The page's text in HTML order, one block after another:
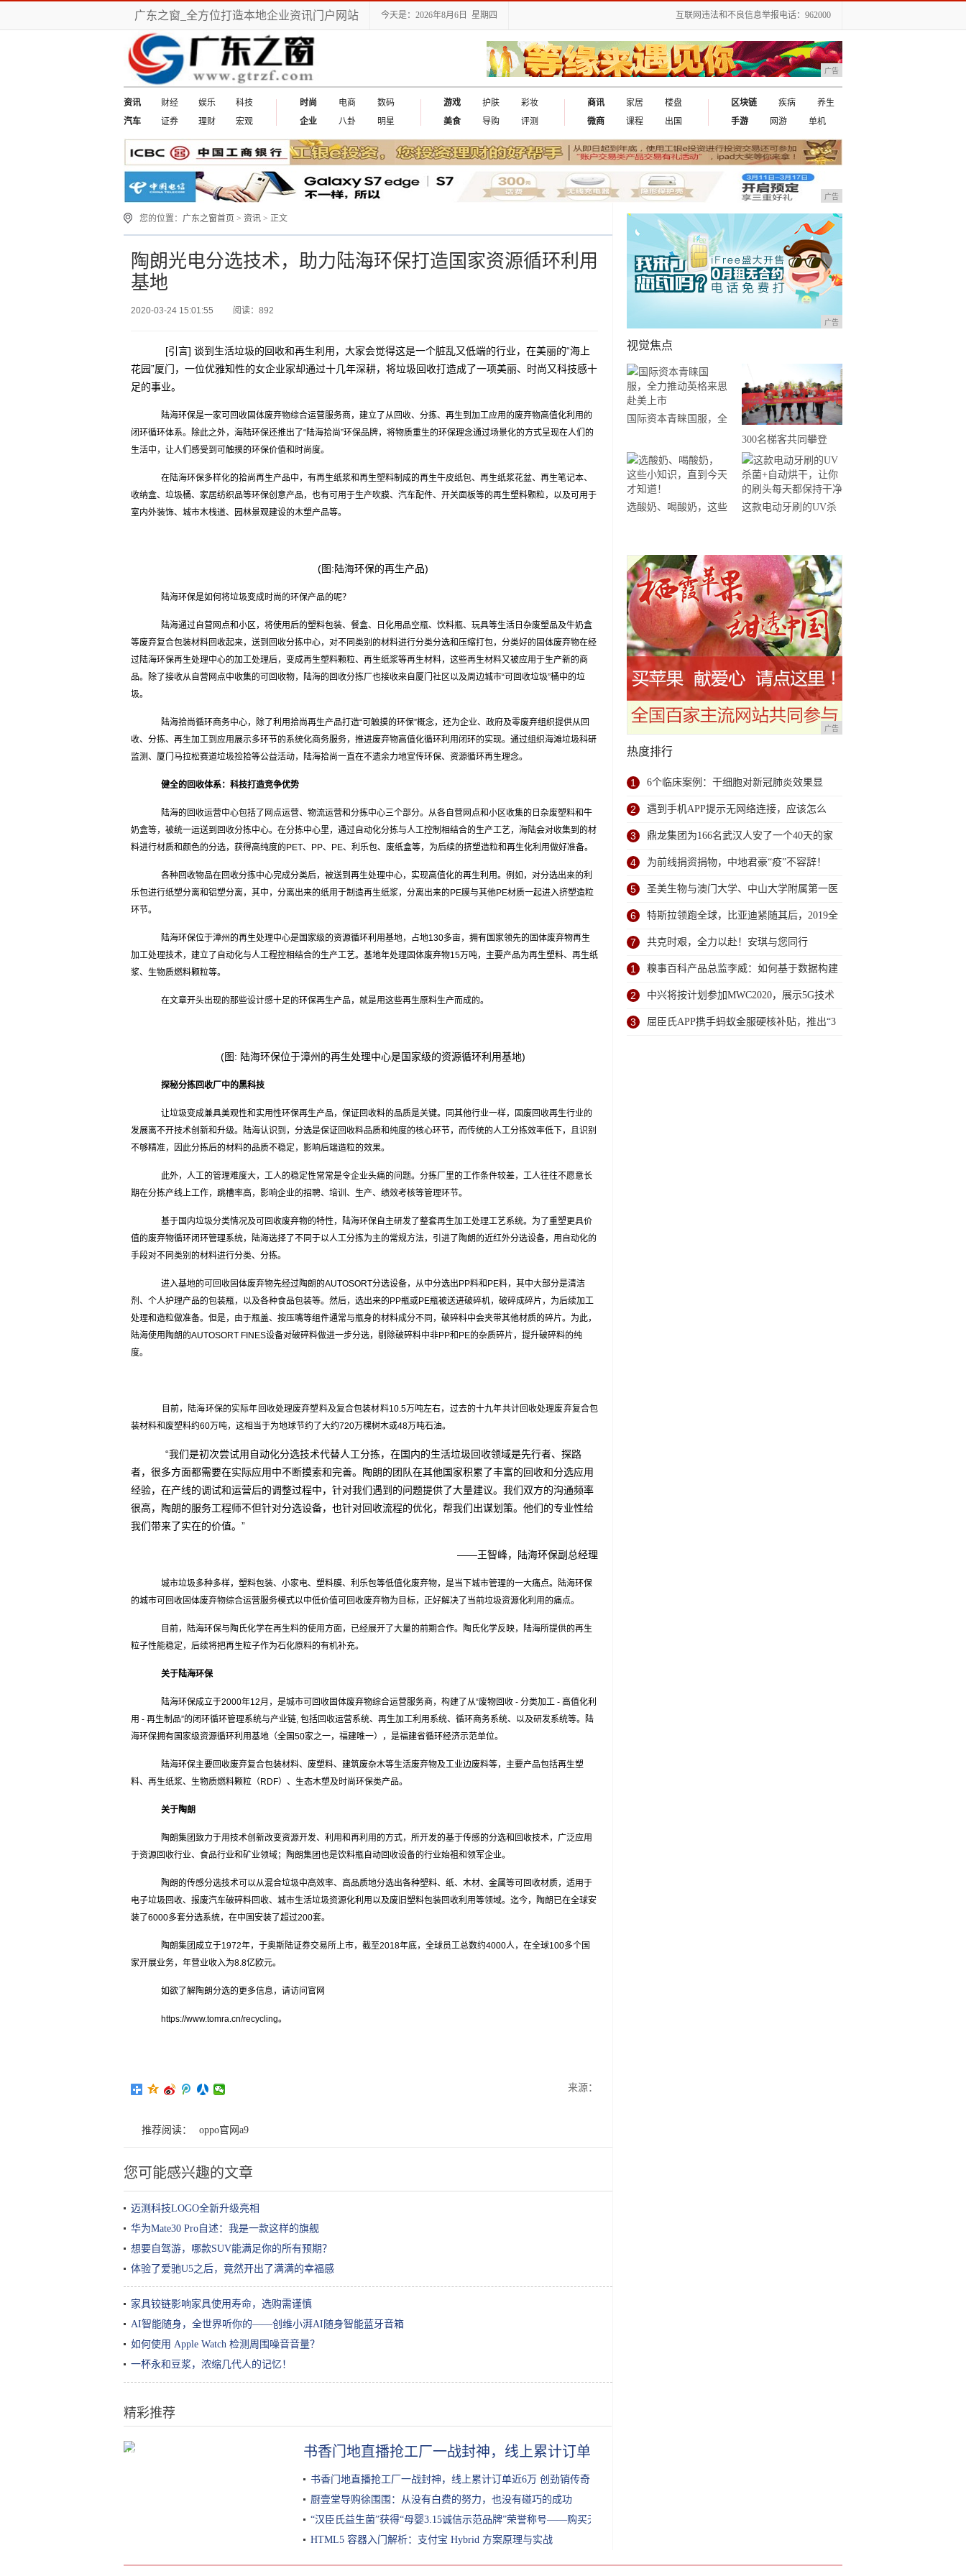
广东之窗_全方位打造本地企业资讯门户网站 今天是：2026年8月6日 星期四 互联网违法和不良信息举报电话：962000
广告
资讯 财经 娱乐
科技
汽车
证券 理财 宏观
时尚 电商
数码
企业
八卦 明星
游戏 护肤
彩妆
美食
导购 评测
商讯 家居
楼盘
微商
课程 出国
区块链 疾病
养生
手游
网游 单机
广告
您的位置： 广东之窗首页 > 资讯 > 正文
陶朗光电分选技术，助力陆海环保打造国家资源循环利用
基地
2020-03-24 15:01:55 阅读：892
[引言] 谈到生活垃圾的回收和再生利用，大家会觉得这是一个脏乱又低端的行业，在美丽的“海上
花园”厦门，一位优雅知性的女企业家却通过十几年深耕，将垃圾回收打造成了一项美丽、时尚又科技感十
足的事业。
陆海环保是一家可回收固体废弃物综合运营服务商，建立了从回收、分拣、再生到加工应用的废弃物高值化利用的
闭环循环体系。除此之外，海陆环保还推出了“陆海拾尚”环保品牌，将物质重生的环保理念通过场景化的方式呈现在人们的
生活中，让人们感受到可触摸的环保价值和时尚度。
在陆海环保多样化的拾尚再生产品中，有再生纸浆和再生塑料制成的再生牛皮纸包、再生纸浆花盆、再生笔记本、
收纳盒、垃圾桶、家居纺织品等环保创意产品，也有可用于生产吹膜、汽车配件、开关面板等的再生塑料颗粒，以及可用于
室内外装饰、城市木栈道、园林景观建设的木塑产品等。
(图:陆海环保的再生产品)
陆海环保是如何将垃圾变成时尚的环保产品的呢？
陆海通过自营网点和小区，将使用后的塑料包装、餐盒、日化用品空瓶、饮料瓶、玩具等生活日杂废塑品及牛奶盒
等废弃复合包装材料回收起来，送到回收分拣中心，对不同类别的材料进行分类分选和压缩打包，分类好的固体废弃物在经
过陆海环保再生处理中心的加工处理后，变成再生塑料颗粒、再生纸浆等再生材料，这些再生材料又被应用于生产新的商
品。除了接收从自营网点中收集的可回收物，陆海的回收分拣厂也接收来自厦门社区以及周边城市“可回收垃圾”桶中的垃
圾。
陆海拾尚循环商务中心，除了利用拾尚再生产品打造“可触摸的环保”概念，还为企业、政府及零废弃组织提供从回
收、分拣、再生加工到应用展示多环节的系统化商务服务，推进废弃物高值化循环利用闭环的实现。通过组织海滩垃圾科研
监测、厦门马拉松赛道垃圾捡拾等公益活动，陆海拾尚一直在不遗余力地宣传环保、资源循环再生理念。
健全的回收体系：科技打造竞争优势
陆海的回收运营中心包括了网点运营、物流运营和分拣中心三个部分。从各自营网点和小区收集的日杂废塑料和牛
奶盒等，被统一运送到回收分拣中心。在分拣中心里，通过自动化分拣与人工控制相结合的生产工艺，海陆会对收集到的材
料进行材质和颜色的分选，获得高纯度的PET、PP、PE、利乐包、废纸盒等，为后续的挤塑造粒和再生化利用做好准备。
各种回收物品在回收分拣中心完成分类后，被送到再生处理中心，实现高值化的再生利用。例如，对分选出来的利
乐包进行纸塑分离和铝塑分离，其中，分离出来的纸用于制造再生纸浆，分离出来的PE膜与其他PE材质一起进入挤塑造粒
环节。
陆海环保位于漳州的再生处理中心是国家级的资源循环利用基地，占地130多亩，拥有国家领先的固体废弃物再生
加工处理技术，建立了自动化与人工程控相结合的生产工艺。基地年处理固体废弃物15万吨，主要产品为再生塑料、再生纸
浆、生物质燃料颗粒等。
在文章开头出现的那些设计感十足的环保再生产品，就是用这些再生原料生产而成的。
(图: 陆海环保位于漳州的再生处理中心是国家级的资源循环利用基地)
探秘分拣回收厂中的黑科技
让垃圾变成兼具美观性和实用性环保再生产品，保证回收料的品质是关键。同其他行业一样，固废回收再生行业的
发展离不开技术创新和升级。陆海认识到，分选是保证回收料品质和纯度的核心环节，而传统的人工分拣效率低下，且识别
不够精准，因此分拣后的材料的品质不稳定，影响后端造粒的效果。
此外，人工的管理难度大，工人的稳定性常常是令企业头痛的问题。分拣厂里的工作条件较差，工人往往不愿意长
期在分拣产线上工作，跳槽率高，影响企业的招聘、培训、生产、绩效考核等管理环节。
基于国内垃圾分类情况及可回收废弃物的特性，陆海环保自主研发了整套再生加工处理工艺系统。为了重塑更具价
值的废弃物循环闭环管理系统，陆海选择了不同于以人工分拣为主的常规方法，引进了陶朗的近红外分选设备，用自动化的
手段对不同类别的材料进行分类、分拣。
进入基地的可回收固体废弃物先经过陶朗的AUTOSORT分选设备，从中分选出PP料和PE料，其中大部分是清洁
剂、个人护理产品的包装瓶，以及各种食品包装等。然后，选出来的PP瓶或PE瓶被送进破碎机，破碎成碎片，为后续加工
处理和造粒做准备。但是，由于瓶盖、按压嘴等组件通常与瓶身的材料成分不同，破碎料中会夹带其他材质的碎片。为此，
陆海使用陶朗的AUTOSORT FINES设备对破碎料做进一步分选，剔除破碎料中非PP和PE的杂质碎片，提升破碎料的纯
度。
目前，陆海环保的实际年回收处理废弃塑料及复合包装材料10.5万吨左右，过去的十九年共计回收处理废弃复合包
装材料和废塑料约60万吨，这相当于为地球节约了大约720万棵树木或48万吨石油。
“我们是初次尝试用自动化分选技术代替人工分拣，在国内的生活垃圾回收领域是先行者、探路
者，很多方面都需要在实际应用中不断摸索和完善。陶朗的团队在其他国家积累了丰富的回收和分选应用
经验，在产线的调试和运营后的调整过程中，针对我们遇到的问题提供了大量建议。我们双方的沟通频率
很高，陶朗的服务工程师不但针对分选设备，也针对回收流程的优化，帮我们出谋划策。他们的专业性给
我们带来了实在的价值。”
——王智峰，陆海环保副总经理
城市垃圾多种多样，塑料包装、小家电、塑料膜、利乐包等低值化废弃物，是当下城市管理的一大痛点。陆海环保
的城市可回收固体废弃物综合运营服务模式以中低价值可回收废弃物为目标，正好解决了当前垃圾资源化利用的痛点。
目前，陆海环保与陶氏化学在再生料的使用方面，已经展开了大量的前期合作。陶氏化学反映，陆海所提供的再生
粒子性能稳定，后续将把再生粒子作为石化原料的有机补充。
关于陆海环保
陆海环保成立于2000年12月，是城市可回收固体废弃物综合运营服务商，构建了从“废物回收 - 分类加工 - 高值化利
用 - 再生制品”的闭环循环管理系统与产业链, 包括回收运营系统、再生加工利用系统、循环商务系统、以及研发系统等。陆
海环保拥有国家级资源循环利用基地（全国50家之一，福建唯一），是福建省循环经济示范单位。
陆海环保主要回收废弃复合包装材料、废塑料、建筑废杂木等生活废弃物及工业边废料等，主要产品包括再生塑
料、再生纸浆、生物质燃料颗粒（RDF）、生态木塑及时尚环保类产品。
关于陶朗
陶朗集团致力于用技术创新改变资源开发、利用和再利用的方式，所开发的基于传感的分选和回收技术，广泛应用
于资源回收行业、食品行业和矿业领域；陶朗集团也是饮料瓶自动回收设备的行业始祖和领军企业。
陶朗的传感分选技术可以从混合垃圾中高效率、高品质地分选出各种塑料、纸、木材、金属等可回收材质，适用于
电子垃圾回收、报废汽车破碎料回收、城市生活垃圾资源化利用以及废旧塑料包装回收利用等领域。迄今，陶朗已在全球安
装了6000多套分选系统，在中国安装了超过200套。
陶朗集团成立于1972年，于奥斯陆证券交易所上市，截至2018年底，全球员工总数约4000人，在全球100多个国
家开展业务，年营业收入为8.8亿欧元。
如欲了解陶朗分选的更多信息，请访问官网
https://www.tomra.cn/recycling。
来源：
推荐阅读： oppo官网a9
您可能感兴趣的文章
迈测科技LOGO全新升级亮相
华为Mate30 Pro自述：我是一款这样的旗舰
想要自驾游，哪款SUV能满足你的所有预期？
体验了爱驰U5之后，竟然开出了满满的幸福感
家具铰链影响家具使用寿命，选购需谨慎
AI智能随身，全世界听你的——创维小湃AI随身智能蓝牙音箱
如何使用 Apple Watch 检测周围噪音音量？
一杯永和豆浆，浓缩几代人的记忆！
精彩推荐
探访上海“苹果工厂”| 最近天天加班
书香门地直播抢工厂一战封神，线上累计订单近6万 创劲销传奇！
书香门地直播抢工厂一战封神，线上累计订单近6万 创劲销传奇！
厨壹堂导购徐围围：从没有白费的努力，也没有碰巧的成功
“汉臣氏益生菌”获得“母婴3.15诚信示范品牌”荣誉称号——购买无忧，消费放心！
HTML5 容器入门解析：支付宝 Hybrid 方案原理与实战
广告
视觉焦点
国际资本青睐国服，全
市
300名梯客共同攀登
2019国际垂直马拉松超
级精英赛顺德海骏达中
心站欢乐开跑
选酸奶、喝酸奶，这些
这款电动牙刷的UV杀
广告
热度排行
1 6个临床案例：干细胞对新冠肺炎效果显
著，或可在全球扩大研究
2 遇到手机APP提示无网络连接，应该怎么
办？
3 鼎龙集团为166名武汉人安了一个40天的家
4 为前线捐资捐物，中地君豪“疫”不容辞！
5 圣美生物与澳门大学、中山大学附属第一医
院联合申报的广东省粤澳科技合作项目获批
立项
6 特斯拉领跑全球，比亚迪紧随其后，2019全
球销量大一览
7 共克时艰，全力以赴！安琪与您同行
1 糗事百科产品总监李威：如何基于数据构建
推荐系统，助力精细化运营？
2 中兴将按计划参加MWC2020，展示5G技术
和终端
3 屈臣氏APP携手蚂蚁金服硬核补贴，推出“3